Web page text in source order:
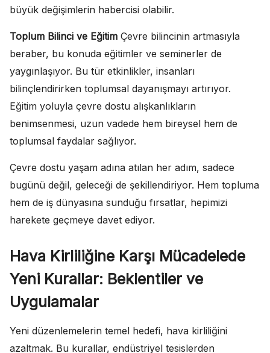
büyük değişimlerin habercisi olabilir.
Toplum Bilinci ve Eğitim Çevre bilincinin artmasıyla
beraber, bu konuda eğitimler ve seminerler de
yaygınlaşıyor. Bu tür etkinlikler, insanları
bilinçlendirirken toplumsal dayanışmayı artırıyor.
Eğitim yoluyla çevre dostu alışkanlıkların
benimsenmesi, uzun vadede hem bireysel hem de
toplumsal faydalar sağlıyor.
Çevre dostu yaşam adına atılan her adım, sadece
bugünü değil, geleceği de şekillendiriyor. Hem topluma
hem de iş dünyasına sunduğu fırsatlar, hepimizi
harekete geçmeye davet ediyor.
Hava Kirliliğine Karşı Mücadelede
Yeni Kurallar: Beklentiler ve
Uygulamalar
Yeni düzenlemelerin temel hedefi, hava kirliliğini
azaltmak. Bu kurallar, endüstriyel tesislerden